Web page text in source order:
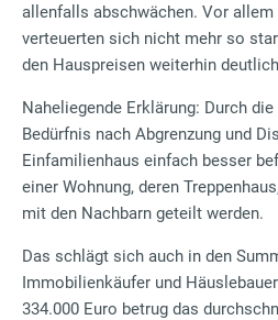
allenfalls abschwächen. Vor
verteuerten sich nicht mehr so
den Hauspreisen weiterhin
Naheliegende Erklärung: Durch
Bedürfnis nach Abgrenzung und
Einfamilienhaus einfach besser
einer Wohnung, deren
mit den Nachbarn geteilt werden.
Das schlägt sich auch in den
Immobilienkäufer und
334.000 Euro betrug das